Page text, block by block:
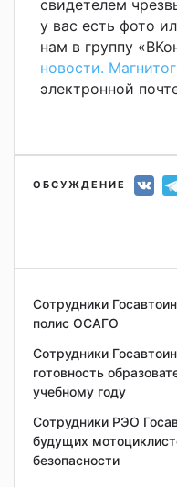
свидетелем
у вас есть фото
нам в группу
новости.
электронной
ОБСУЖДЕНИЕ
Сотрудники
полис ОСАГО
Сотрудники
готовность
учебному году
Сотрудники РЭО
будущих
безопасности